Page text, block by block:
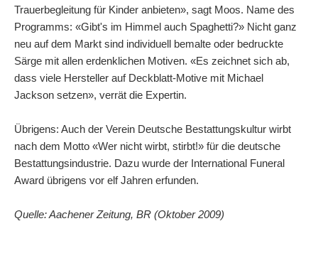
Trauerbegleitung für Kinder anbieten», sagt Moos. Name des
Programms: «Gibt's im Himmel auch Spaghetti?» Nicht ganz
neu auf dem Markt sind individuell bemalte oder bedruckte
Särge mit allen erdenklichen Motiven. «Es zeichnet sich ab,
dass viele Hersteller auf Deckblatt-Motive mit Michael
Jackson setzen», verrät die Expertin.
Übrigens: Auch der Verein Deutsche Bestattungskultur wirbt
nach dem Motto «Wer nicht wirbt, stirbt!» für die deutsche
Bestattungsindustrie. Dazu wurde der International Funeral
Award übrigens vor elf Jahren erfunden.
Quelle: Aachener Zeitung, BR (Oktober 2009)